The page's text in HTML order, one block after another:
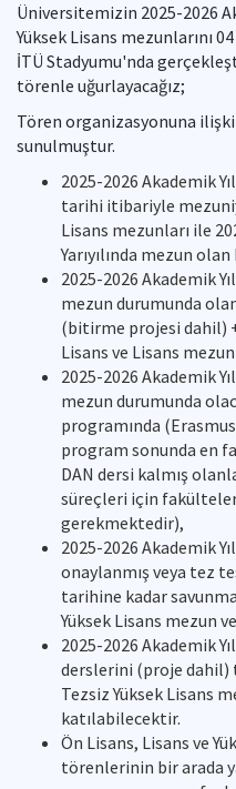
Üniversitemizin 2025-2026
Yüksek Lisans mezunlarını
İTÜ Stadyumu'nda
törenle uğurlayacağız;
Tören organizasyonuna
sunulmuştur.
2025-2026 Akademik
tarihi itibariyle
Lisans mezunları ile
Yarıyılında mezun
2025-2026 Akademik
mezun durumunda
(bitirme projesi dahil)
Lisans ve Lisans
2025-2026 Akademik
mezun durumunda
programında
program sonunda en
DAN dersi kalmış
süreçleri için
gerekmektedir),
2025-2026 Akademik
onaylanmış veya tez
tarihine kadar
Yüksek Lisans mezun
2025-2026 Akademik
derslerini (proje dahil)
Tezsiz Yüksek Lisans
katılabilecektir.
Ön Lisans, Lisans ve
törenlerinin bir arada